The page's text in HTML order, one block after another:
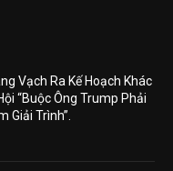
Vạch Ra Kế Hoạch Khác
“Buộc Ông Trump Phải
Giải Trình”.